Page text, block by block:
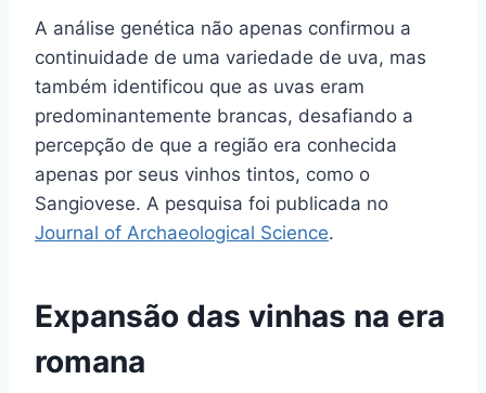
A análise genética não apenas confirmou a
continuidade de uma variedade de uva, mas
também identificou que as uvas eram
predominantemente brancas, desafiando a
percepção de que a região era conhecida
apenas por seus vinhos tintos, como o
Sangiovese. A pesquisa foi publicada no
Journal of Archaeological Science.
Expansão das vinhas na era
romana